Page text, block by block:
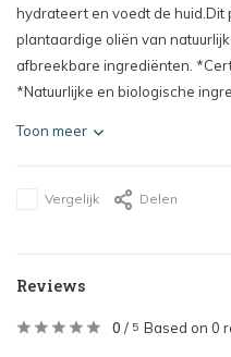
hydrateert en voedt de huid.Dit
plantaardige oliën van
afbreekbare ingrediënten.
*Natuurlijke en biologische
Toon meer
Vergelijk Delen
Reviews
0 / 5 Based on 0